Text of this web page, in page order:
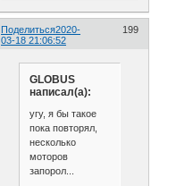
Поделиться 199
2020-
03-18 21:06:52
GLOBUS
написал(а):
угу, я бы такое
пока повторял,
несколько
моторов
запорол...